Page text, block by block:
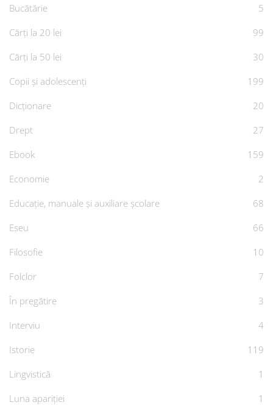
Bucătărie
5
Cărți la 20 lei
99
Cărți la 50 lei
30
Copii și adolescenți
199
Dicționare
20
Drept
27
Ebook
159
Economie
2
Educație, manuale și auxiliare școlare
68
Eseu
66
Filosofie
10
Folclor
7
În pregătire
3
Interviu
4
Istorie
119
Lingvistică
1
Luna apariției
1